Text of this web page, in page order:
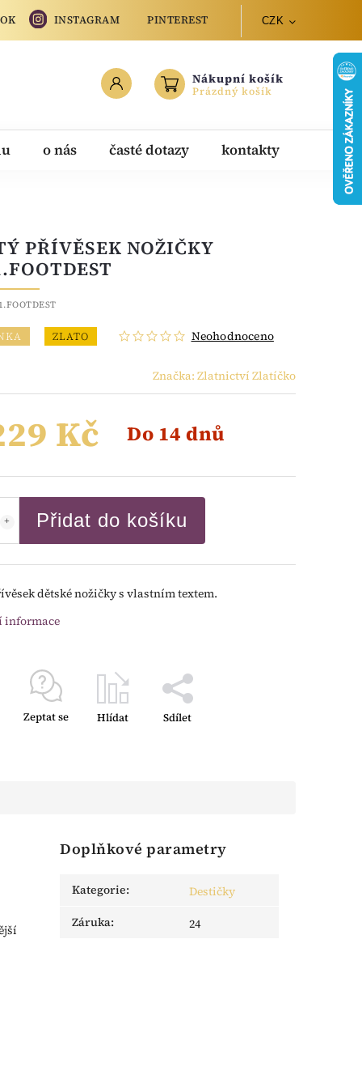
INSTAGRAM PINTEREST CZK
Nákupní košík
Prázdný košík
o nás časté dotazy kontakty
PŘÍVĚSEK NOŽIČKY
ZLATO Neohodnoceno
Značka: Zlatnictví Zlatíčko
Kč Do 14 dnů
Přidat do košíku
dětské nožičky s vlastním textem.
informace
Zeptat se Hlídat Sdílet
Doplňkové parametry
Kategorie:
Destičky
Záruka: 24